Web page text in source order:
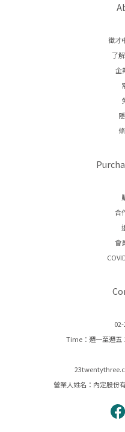
徵才
了
企
合
會
Time：週一至週五
營業人姓名：內定股份